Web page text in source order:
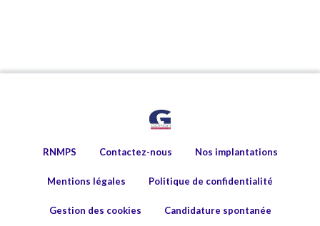
RNMPS Contactez-nous Nos implantations
Mentions légales Politique de confidentialité
Gestion des cookies Candidature spontanée